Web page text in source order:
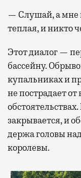
— Слушай, а мне
теплая, и никто
Этот диалог —
бассейну.
купальниках и
не пострадает
закрывается, и
держа головы
королевы.